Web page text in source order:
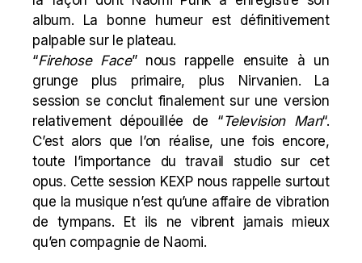
album. La bonne humeur est définitivement
palpable sur le plateau.
“Firehose Face” nous rappelle ensuite à un
grunge plus primaire, plus Nirvanien. La
session se conclut finalement sur une version
relativement dépouillée de “Television Man“.
C’est alors que l’on réalise, une fois encore,
toute l’importance du travail studio sur cet
opus. Cette session KEXP nous rappelle surtout
que la musique n’est qu’une affaire de vibration
de tympans. Et ils ne vibrent jamais mieux
qu’en compagnie de Naomi.